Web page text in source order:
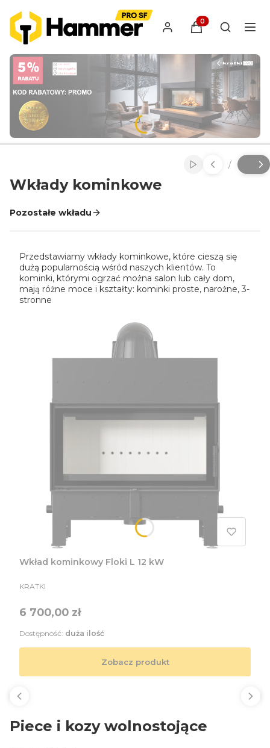
Produkty w
Otwórz
Włącz Slajd
/
z
Wkłady kominkowe
Pozostałe wkładu
Przedstawiamy wkłady kominkowe, które cieszą się
dużą popularnością wśród naszych klientów. To
kominki, którymi ogrzać można salon lub cały dom,
mają różne moce i kształty: kominki proste, narożne, 3-
stronne
Wkład kominkowy Floki L 12 kW
PRODUCENT
KRATKI
Cena
6 700,00 zł
Zobacz produkt
Dostępność: duża ilość
Piece i kozy wolnostojące